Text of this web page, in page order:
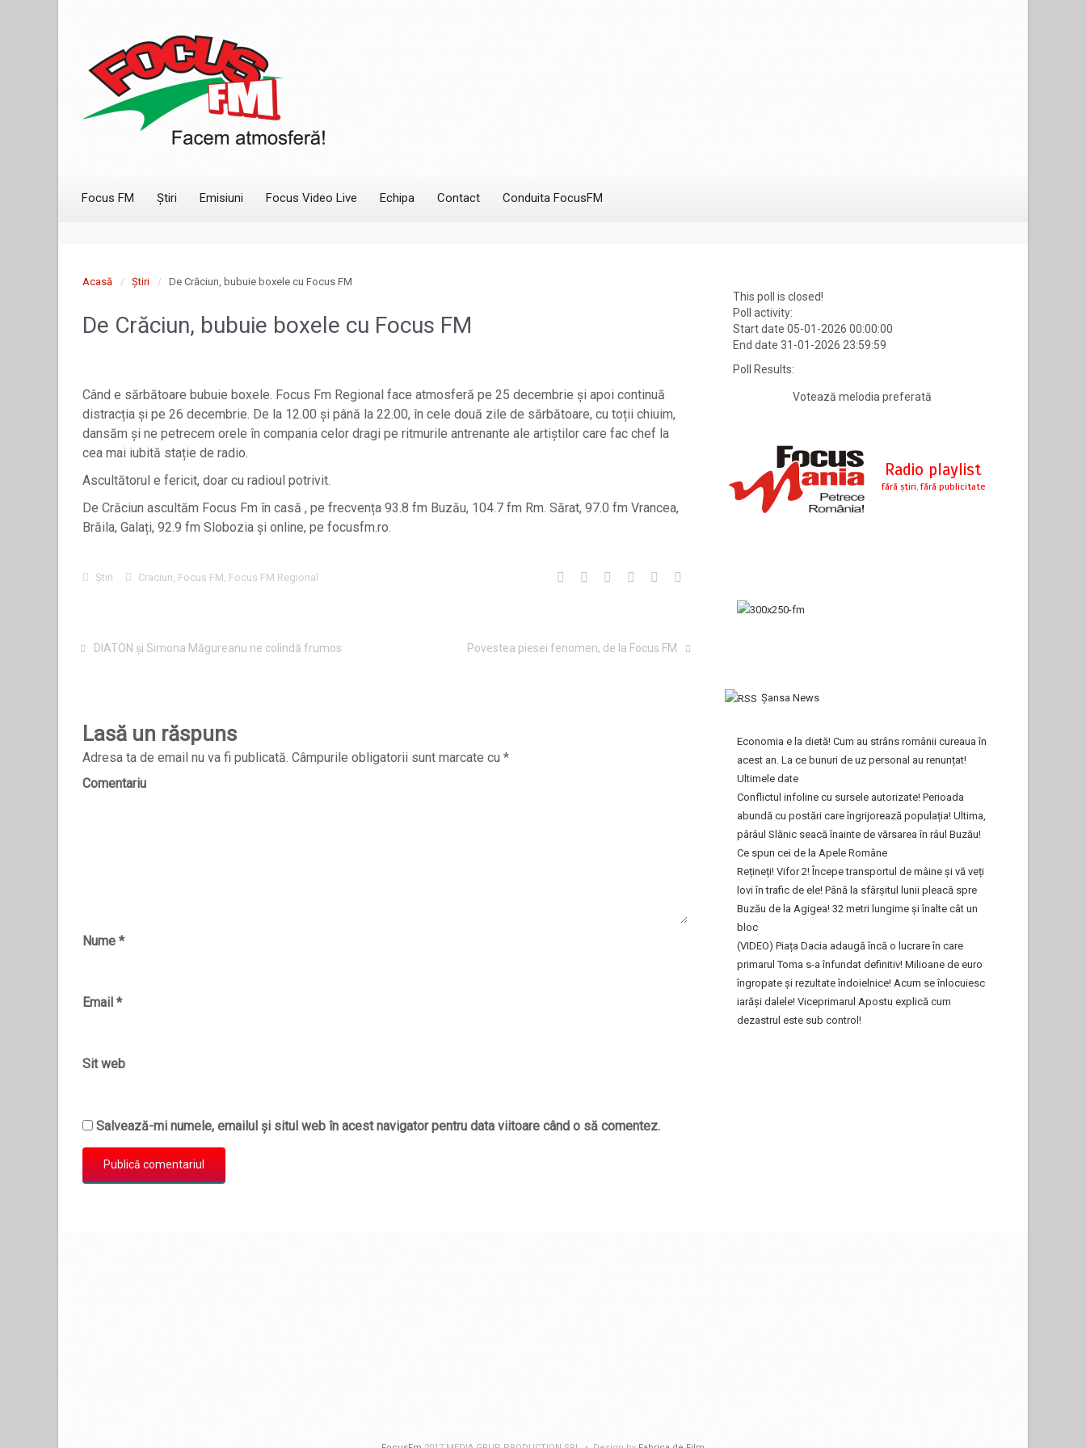
Focus FM Știri Emisiuni Focus Video Live Echipa Contact Conduita FocusFM
Acasă Știri De Crăciun, bubuie boxele cu Focus FM
De Crăciun, bubuie boxele cu Focus FM
Când e sărbătoare bubuie boxele. Focus Fm Regional face atmosferă pe 25 decembrie și apoi continuă
distracția și pe 26 decembrie. De la 12.00 și până la 22.00, în cele două zile de sărbătoare, cu toții chiuim,
dansăm și ne petrecem orele în compania celor dragi pe ritmurile antrenante ale artiștilor care fac chef la
cea mai iubită stație de radio.
Ascultătorul e fericit, doar cu radioul potrivit.
De Crăciun ascultăm Focus Fm în casă , pe frecvența 93.8 fm Buzău, 104.7 fm Rm. Sărat, 97.0 fm Vrancea,
Brăila, Galați, 92.9 fm Slobozia și online, pe focusfm.ro.
Știri Craciun, Focus FM, Focus FM Regional
DIATON și Simona Măgureanu ne colindă frumos Povestea piesei fenomen, de la Focus FM
Lasă un răspuns
Adresa ta de email nu va fi publicată. Câmpurile obligatorii sunt marcate cu *
Comentariu
Nume *
Email *
Sit web
Salvează-mi numele, emailul și situl web în acest navigator pentru data viitoare când o să comentez.
This poll is closed!
Poll activity:
Start date 05-01-2026 00:00:00
End date 31-01-2026 23:59:59
Poll Results:
Votează melodia preferată
Şansa News
Economia e la dietă! Cum au strâns românii cureaua în
acest an. La ce bunuri de uz personal au renunțat!
Ultimele date
Conflictul infoline cu sursele autorizate! Perioada
abundă cu postări care îngrijorează populația! Ultima,
pârâul Slănic seacă înainte de vărsarea în râul Buzău!
Ce spun cei de la Apele Române
Rețineți! Vifor 2! Începe transportul de mâine și vă veți
lovi în trafic de ele! Până la sfârșitul lunii pleacă spre
Buzău de la Agigea! 32 metri lungime și înalte cât un
bloc
(VIDEO) Piața Dacia adaugă încă o lucrare în care
primarul Toma s-a înfundat definitiv! Milioane de euro
îngropate și rezultate îndoielnice! Acum se înlocuiesc
iarăși dalele! Viceprimarul Apostu explică cum
dezastrul este sub control!